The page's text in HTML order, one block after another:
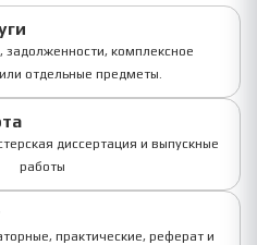
комплексное
отдельные предметы.
диссертация и выпускные
работы
практические, реферат и